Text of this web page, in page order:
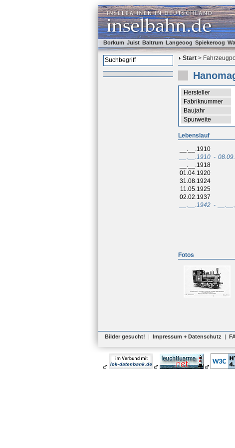
Borkum Juist Baltrum Langeoog Spiekeroog
Start >
Hersteller
Fabriknummer
Baujahr
Spurweite
Lebenslauf
__.__.1910
__.__.1910 -
__.__.1918
01.04.1920
31.08.1924
11.05.1925
02.02.1937
__.__.1942 -
Fotos
Bilder gesucht! | Impressum + Datenschutz |